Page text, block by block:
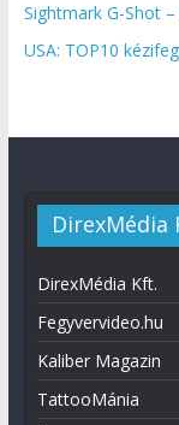
Sightmark G-Shot
USA: TOP10
DirexMédia
DirexMédia Kft.
Fegyvervideo.hu
Kaliber Magazin
TattooMánia